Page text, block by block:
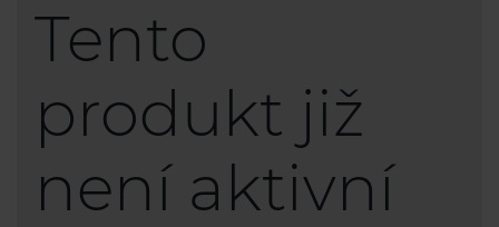
Tento
produkt již
není aktivní